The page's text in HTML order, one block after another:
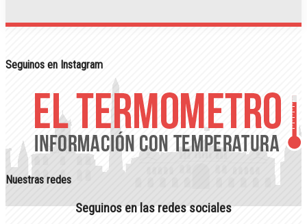
Seguinos en Instagram
Nuestras redes
Seguinos en las redes sociales